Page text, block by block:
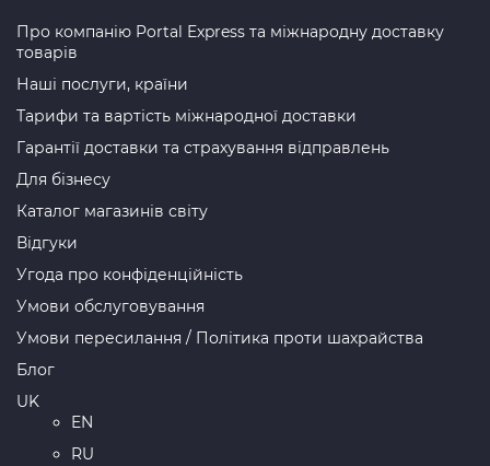
Про компанію Portal Express та міжнародну доставку
товарів
Наші послуги, країни
Тарифи та вартість міжнародної доставки
Гарантії доставки та страхування відправлень
Для бізнесу
Каталог магазинів світу
Відгуки
Угода про конфіденційність
Умови обслуговування
Умови пересилання / Політика проти шахрайства
Блог
UK
EN
RU